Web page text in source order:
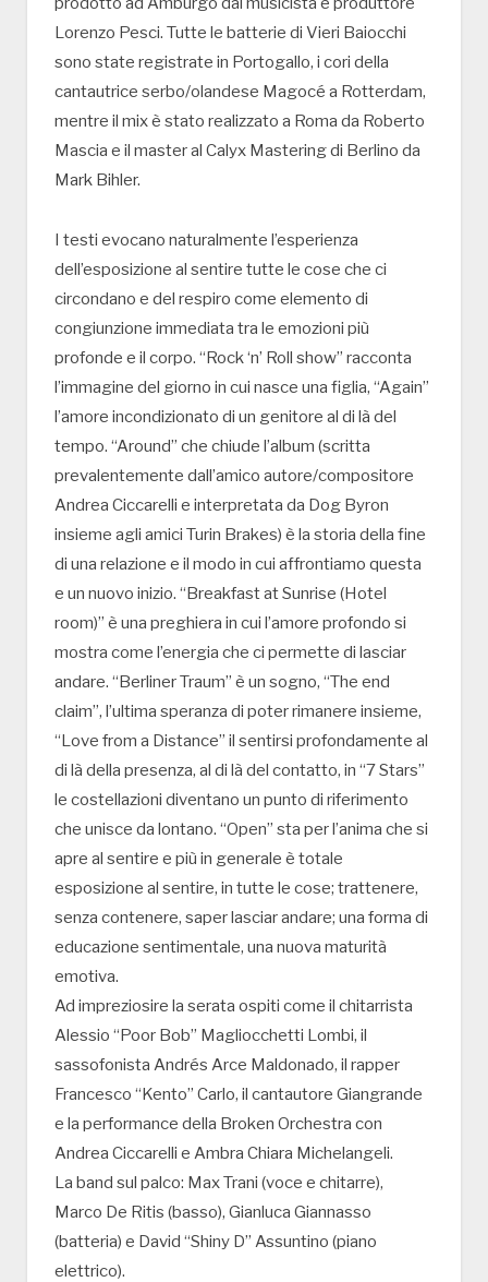
Lorenzo Pesci. Tutte le batterie di Vieri Baiocchi
sono state registrate in Portogallo, i cori della
cantautrice serbo/olandese Magocé a Rotterdam,
mentre il mix è stato realizzato a Roma da Roberto
Mascia e il master al Calyx Mastering di Berlino da
Mark Bihler.
I testi evocano naturalmente l’esperienza
dell’esposizione al sentire tutte le cose che ci
circondano e del respiro come elemento di
congiunzione immediata tra le emozioni più
profonde e il corpo. “Rock ‘n’ Roll show” racconta
l’immagine del giorno in cui nasce una figlia, “Again”
l’amore incondizionato di un genitore al di là del
tempo. “Around” che chiude l’album (scritta
prevalentemente dall’amico autore/compositore
Andrea Ciccarelli e interpretata da Dog Byron
insieme agli amici Turin Brakes) è la storia della fine
di una relazione e il modo in cui affrontiamo questa
e un nuovo inizio. “Breakfast at Sunrise (Hotel
room)” è una preghiera in cui l’amore profondo si
mostra come l’energia che ci permette di lasciar
andare. “Berliner Traum” è un sogno, “The end
claim”, l’ultima speranza di poter rimanere insieme,
“Love from a Distance” il sentirsi profondamente al
di là della presenza, al di là del contatto, in “7 Stars”
le costellazioni diventano un punto di riferimento
che unisce da lontano. “Open” sta per l’anima che si
apre al sentire e più in generale è totale
esposizione al sentire, in tutte le cose; trattenere,
senza contenere, saper lasciar andare; una forma di
educazione sentimentale, una nuova maturità
emotiva.
Ad impreziosire la serata ospiti come il chitarrista
Alessio “Poor Bob” Magliocchetti Lombi, il
sassofonista Andrés Arce Maldonado, il rapper
Francesco “Kento” Carlo, il cantautore Giangrande
e la performance della Broken Orchestra con
Andrea Ciccarelli e Ambra Chiara Michelangeli.
La band sul palco: Max Trani (voce e chitarre),
Marco De Ritis (basso), Gianluca Giannasso
(batteria) e David “Shiny D” Assuntino (piano
elettrico).